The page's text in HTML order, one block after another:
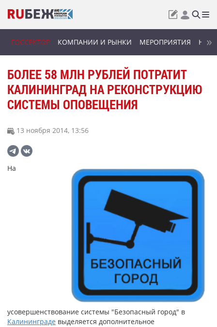
ГОССЕКТОР КОМПАНИИ И РЫНКИ МЕРОПРИЯТИЯ
БОЛЕЕ 58 МЛН РУБЛЕЙ ПОТРАТИТ
КАЛИНИНГРАД НА РЕКОНСТРУКЦИЮ
СИСТЕМЫ ОПОВЕЩЕНИЯ
13 ноября 2014, 13:56
На
усовершенствование системы "Безопасный город" в
Калининграде выделяется дополнительное